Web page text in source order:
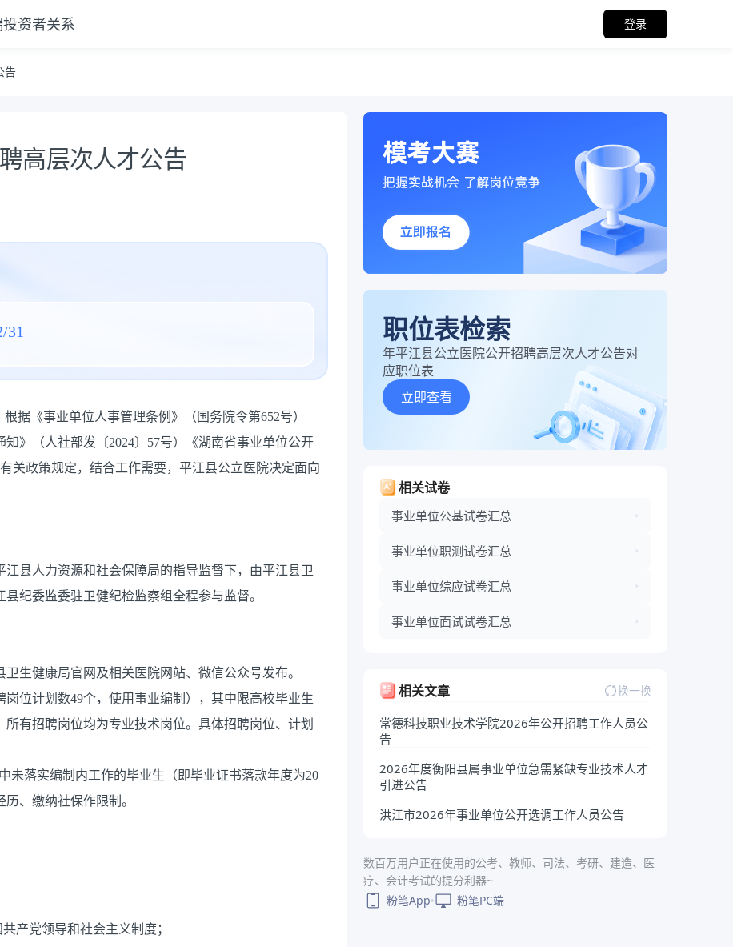
投资者关系 登录
告
高层次人才公告
31
据《事业单位人事管理条例》（国务院令第652号）
》（人社部发〔2024〕57号）《湖南省事业单位公开
关政策规定，结合工作需要，平江县公立医院决定面向
县人力资源和社会保障局的指导监督下，由平江县卫
纪委监委驻卫健纪检监察组全程参与监督。
生健康局官网及相关医院网站、微信公众号发布。
位计划数49个，使用事业编制），其中限高校毕业生
有招聘岗位均为专业技术岗位。具体招聘岗位、计划
未落实编制内工作的毕业生（即毕业证书落款年度为20
、缴纳社保作限制。
产党领导和社会主义制度；
职位表检索
年平江县公立医院公开招聘高层次人才公告对
应职位表
立即查看
相关试卷
事业单位公基试卷汇总
事业单位职测试卷汇总
事业单位综应试卷汇总
事业单位面试试卷汇总
相关文章 换一换
常德科技职业技术学院2026年公开招聘工作人员公
告
2026年度衡阳县属事业单位急需紧缺专业技术人才
引进公告
洪江市2026年事业单位公开选调工作人员公告
数百万用户正在使用的公考、教师、司法、考研、建造、医
疗、会计考试的提分利器~
粉笔App
粉笔PC端